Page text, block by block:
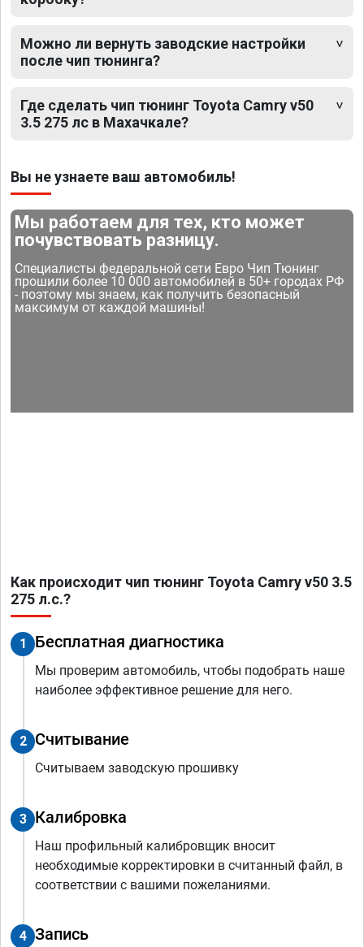
Можно ли вернуть заводские настройки
после чип тюнинга?
Где сделать чип тюнинг Toyota Camry v50
3.5 275 лс в Махачкале?
Вы не узнаете ваш автомобиль!
Мы работаем для тех, кто может
почувствовать разницу.
Специалисты федеральной сети Евро Чип Тюнинг
прошили более 10 000 автомобилей в 50+ городах РФ
- поэтому мы знаем, как получить безопасный
максимум от каждой машины!
Как происходит чип тюнинг Toyota Camry v50 3.5
275 л.с.?
1 Бесплатная диагностика
Мы проверим автомобиль, чтобы подобрать наше
наиболее эффективное решение для него.
2 Считывание
Считываем заводскую прошивку
3 Калибровка
Наш профильный калибровщик вносит
необходимые корректировки в считанный файл, в
соответствии с вашими пожеланиями.
4 Запись